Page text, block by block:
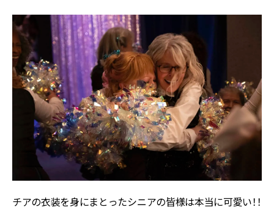
チアの衣装を身にまとったシニアの皆様は本当に可愛い！！